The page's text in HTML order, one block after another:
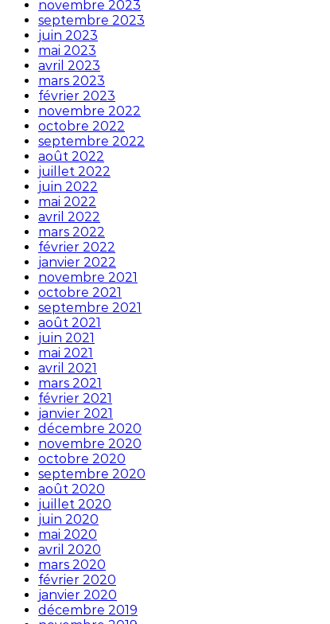
novembre 2023
septembre 2023
juin 2023
mai 2023
avril 2023
mars 2023
février 2023
novembre 2022
octobre 2022
septembre 2022
août 2022
juillet 2022
juin 2022
mai 2022
avril 2022
mars 2022
février 2022
janvier 2022
novembre 2021
octobre 2021
septembre 2021
août 2021
juin 2021
mai 2021
avril 2021
mars 2021
février 2021
janvier 2021
décembre 2020
novembre 2020
octobre 2020
septembre 2020
août 2020
juillet 2020
juin 2020
mai 2020
avril 2020
mars 2020
février 2020
janvier 2020
décembre 2019